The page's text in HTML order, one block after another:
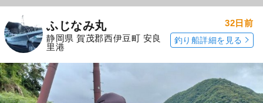
ふじなみ丸
静岡県 賀茂郡西伊豆町 安良
里港
32日前
釣り船詳細を見る